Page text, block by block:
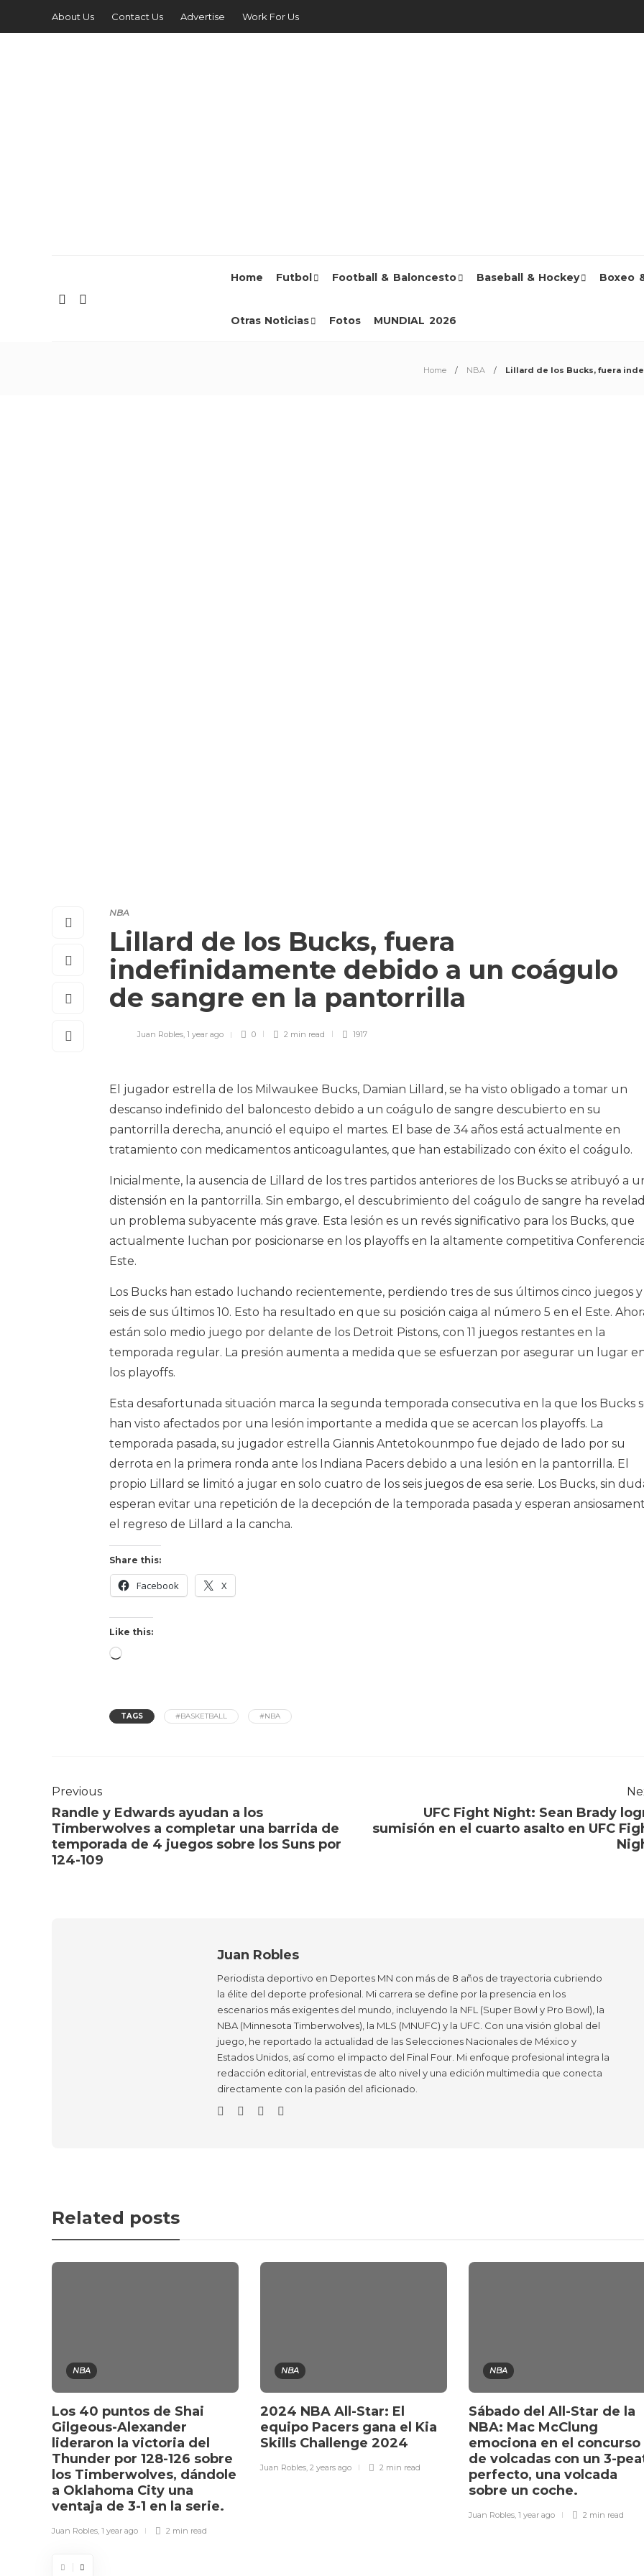
About Us Contact Us Advertise Work For Us
Home Futbol Football & Baloncesto Baseball & Hockey Boxeo
Otras Noticias Fotos MUNDIAL 2026
Home NBA Lillard de los Bucks, fuera
NBA
Lillard de los Bucks, fuera
indefinidamente debido a un coágulo
de sangre en la pantorrilla
Juan Robles, 1 year ago 0 2 min read 1917
El jugador estrella de los Milwaukee Bucks, Damian Lillard, se ha visto obligado a tomar un
descanso indefinido del baloncesto debido a un coágulo de sangre descubierto en su
pantorrilla derecha, anunció el equipo el martes. El base de 34 años está actualmente en
tratamiento con medicamentos anticoagulantes, que han estabilizado con éxito el coágulo.
Inicialmente, la ausencia de Lillard de los tres partidos anteriores de los Bucks se atribuyó a
distensión en la pantorrilla. Sin embargo, el descubrimiento del coágulo de sangre ha
un problema subyacente más grave. Esta lesión es un revés significativo para los Bucks, que
actualmente luchan por posicionarse en los playoffs en la altamente competitiva
Este.
Los Bucks han estado luchando recientemente, perdiendo tres de sus últimos cinco juegos y
seis de sus últimos 10. Esto ha resultado en que su posición caiga al número 5 en el Este.
están solo medio juego por delante de los Detroit Pistons, con 11 juegos restantes en la
temporada regular. La presión aumenta a medida que se esfuerzan por asegurar un lugar
los playoffs.
Esta desafortunada situación marca la segunda temporada consecutiva en la que los Bucks
han visto afectados por una lesión importante a medida que se acercan los playoffs. La
temporada pasada, su jugador estrella Giannis Antetokounmpo fue dejado de lado por su
derrota en la primera ronda ante los Indiana Pacers debido a una lesión en la pantorrilla. El
propio Lillard se limitó a jugar en solo cuatro de los seis juegos de esa serie. Los Bucks, sin
esperan evitar una repetición de la decepción de la temporada pasada y esperan
el regreso de Lillard a la cancha.
Share this:
Facebook X
Like this:
TAGS #BASKETBALL #NBA
Previous
Randle y Edwards ayudan a los
Timberwolves a completar una barrida de
temporada de 4 juegos sobre los Suns por
124-109
UFC Fight Night: Sean Brady
sumisión en el cuarto asalto en UFC
Juan Robles
Periodista deportivo en Deportes MN con más de 8 años de trayectoria cubriendo
la élite del deporte profesional. Mi carrera se define por la presencia en los
escenarios más exigentes del mundo, incluyendo la NFL (Super Bowl y Pro Bowl), la
NBA (Minnesota Timberwolves), la MLS (MNUFC) y la UFC. Con una visión global del
juego, he reportado la actualidad de las Selecciones Nacionales de México y
Estados Unidos, así como el impacto del Final Four. Mi enfoque profesional integra la
redacción editorial, entrevistas de alto nivel y una edición multimedia que conecta
directamente con la pasión del aficionado.
Related posts
NBA
Los 40 puntos de Shai
Gilgeous-Alexander
lideraron la victoria del
Thunder por 128-126 sobre
los Timberwolves, dándole
a Oklahoma City una
ventaja de 3-1 en la serie.
Juan Robles, 1 year ago 2 min read
NBA
2024 NBA All-Star: El
equipo Pacers gana el Kia
Skills Challenge 2024
Juan Robles, 2 years ago 2 min read
NBA
Sábado del All-Star de la
NBA: Mac McClung
emociona en el concurso
de volcadas con un 3-
perfecto, una volcada
sobre un coche.
Juan Robles, 1 year ago 2 min read